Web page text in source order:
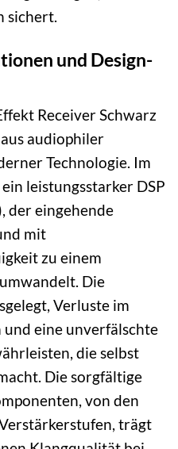
sichert.
und Design-
Receiver Schwarz
audiophiler
Technologie. Im
leistungsstarker DSP
der eingehende
mit
zu einem
Die
Verluste im
eine unverfälschte
die selbst
Die sorgfältige
von den
trägt